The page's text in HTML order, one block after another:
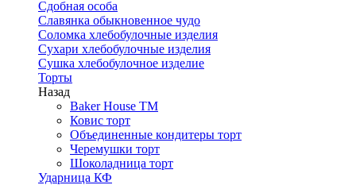
Сдобная особа
Славянка обыкновенное чудо
Соломка хлебобулочные изделия
Сухари хлебобулочные изделия
Сушка хлебобулочное изделие
Торты
Назад
Baker House ТМ
Ковис торт
Объединенные кондитеры торт
Черемушки торт
Шоколадница торт
Ударница КФ